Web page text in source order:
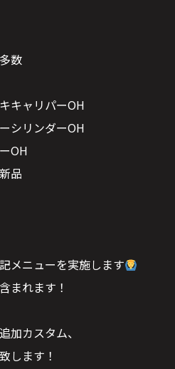
数
キャリパーOH
シリンダーOH
OH
品
メニューを実施します
まれます！
加カスタム、
します！